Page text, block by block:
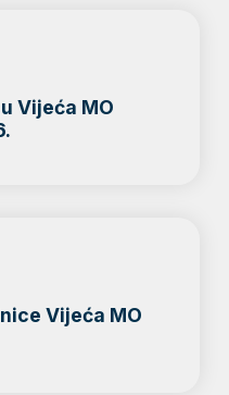
Vijeća MO
Vijeća MO